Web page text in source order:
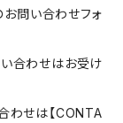
お問い合わせフォ
合わせはお受け
わせは【CONTA